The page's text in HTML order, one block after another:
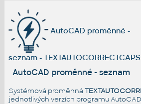
AutoCAD proměnné -
seznam - TEXTAUTOCORRECTCAPS
AutoCAD proměnné - seznam
Systémová proměnná
jednotlivých verzích programu